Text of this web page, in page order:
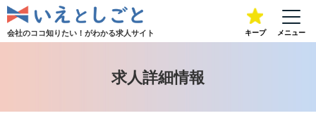
会社のココ知りたい！がわかる求人サイト キープ メニュー
求人詳細情報